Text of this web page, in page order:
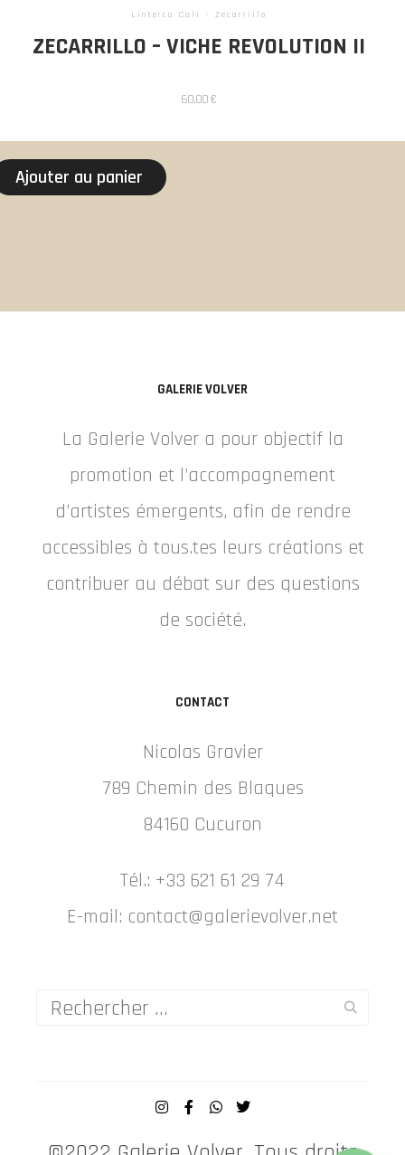
Linterca Cali Zecarrillo
ZECARRILLO – VICHE REVOLUTION II
60,00€
Ajouter au panier
GALERIE VOLVER
La Galerie Volver a pour objectif la
promotion et l’accompagnement
d’artistes émergents, afin de rendre
accessibles à tous.tes leurs créations et
contribuer au débat sur des questions
de société.
CONTACT
Nicolas Gravier
789 Chemin des Blaques
84160 Cucuron
Tél.: +33 621 61 29 74
E-mail: contact@galerievolver.net